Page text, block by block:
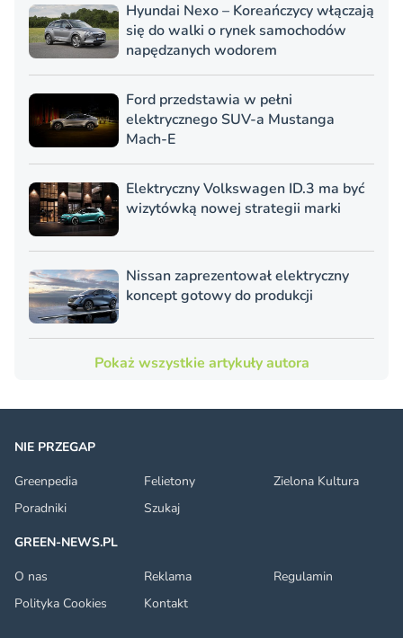
Hyundai Nexo – Koreańczycy włączają
się do walki o rynek samochodów
napędzanych wodorem
Ford przedstawia w pełni
elektrycznego SUV-a Mustanga
Mach-E
Elektryczny Volkswagen ID.3 ma być
wizytówką nowej strategii marki
Nissan zaprezentował elektryczny
koncept gotowy do produkcji
Pokaż wszystkie artykuły autora
NIE PRZEGAP
Greenpedia
Felietony
Zielona Kultura
Poradniki
Szukaj
GREEN-NEWS.PL
O nas
Reklama
Regulamin
Polityka Cookies
Kontakt